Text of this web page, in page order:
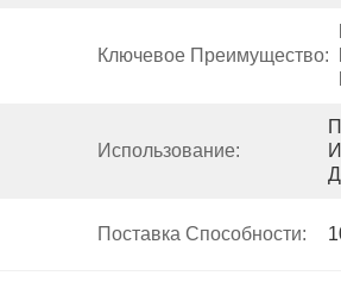
Ключевое Преимущество:
Использование:
Поставка Способности: